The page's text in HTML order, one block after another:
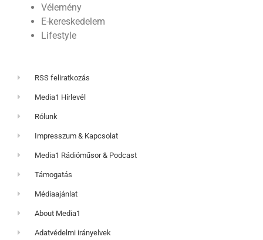
Vélemény
E-kereskedelem
Lifestyle
RSS feliratkozás
Media1 Hírlevél
Rólunk
Impresszum & Kapcsolat
Media1 Rádióműsor & Podcast
Támogatás
Médiaajánlat
About Media1
Adatvédelmi irányelvek